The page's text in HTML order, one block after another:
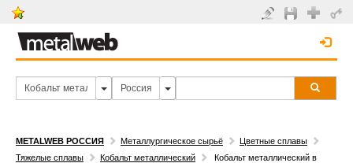
METALWEB РОССИЯ Металлургическое сырьё
Цветные сплавы
Тяжелые сплавы
Кобальт металлический
Кобальт металлический в